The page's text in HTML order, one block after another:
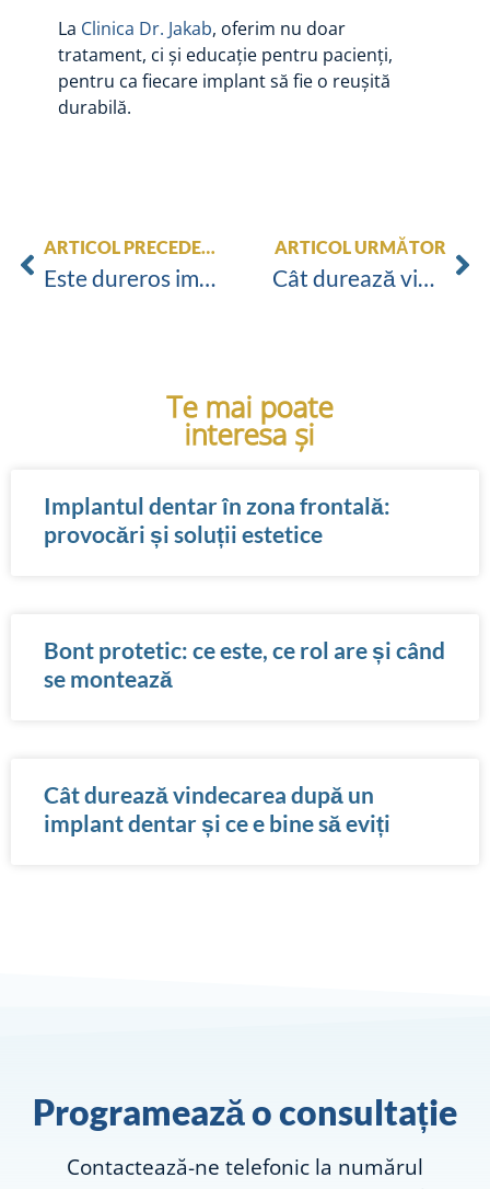
La Clinica Dr. Jakab, oferim nu doar
tratament, ci și educație pentru pacienți,
pentru ca fiecare implant să fie o reușită
durabilă.
ARTICOL PRECEDENT
Este dureros implantul dentar? Ce simți în timpul și după procedură
ARTICOL URMĂTOR
Cât durează vindecarea după un implant dentar și ce e bine să eviți
Te mai poate
interesa și
Implantul dentar în zona frontală:
provocări și soluții estetice
Bont protetic: ce este, ce rol are și când
se montează
Cât durează vindecarea după un
implant dentar și ce e bine să eviți
Programează o consultație
Contactează-ne telefonic la numărul